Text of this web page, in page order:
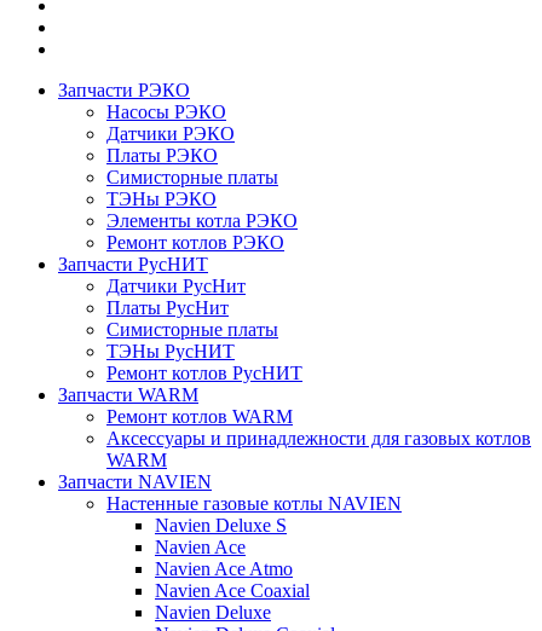
Запчасти РЭКО
Насосы РЭКО
Датчики РЭКО
Платы РЭКО
Симисторные платы
ТЭНы РЭКО
Элементы котла РЭКО
Ремонт котлов РЭКО
Запчасти РусНИТ
Датчики РусНит
Платы РусНит
Симисторные платы
ТЭНы РусНИТ
Ремонт котлов РусНИТ
Запчасти WARM
Ремонт котлов WARM
Аксессуары и принадлежности для газовых котлов
WARM
Запчасти NAVIEN
Настенные газовые котлы NAVIEN
Navien Deluxe S
Navien Ace
Navien Ace Atmo
Navien Ace Coaxial
Navien Deluxe